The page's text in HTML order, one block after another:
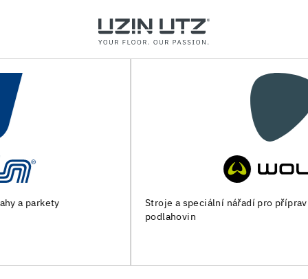
Stroje a speciální nářadí pro přípravu podkladu a pokládku